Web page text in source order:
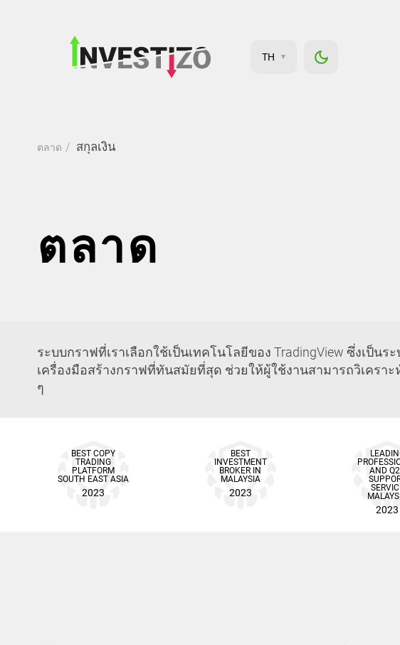
TH
ตลาด สกุลเงิน
ตลาด
ระบบกราฟที่เราเลือกใช้เป็นเทคโนโลยีของ TradingView ซึ่งเป็
เครื่องมือสร้างกราฟที่ทันสมัยที่สุด ช่วยให้ผู้ใช้งานสามารถวิเคร
ๆ
BEST COPY
TRADING
PLATFORM
SOUTH EAST ASIA
2023
BEST
INVESTMENT
BROKER IN
MALAYSIA
2023
AND
2023